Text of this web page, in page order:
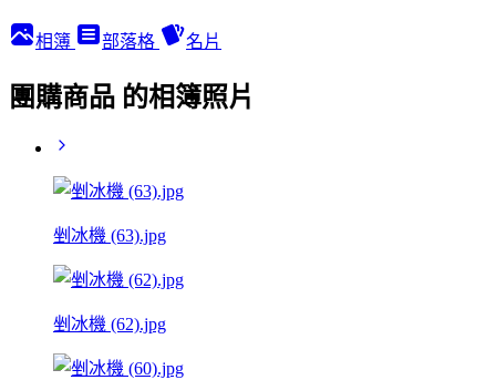
相簿 部落格 名片
團購商品 的相簿照片
剉冰機 (63).jpg
剉冰機 (62).jpg